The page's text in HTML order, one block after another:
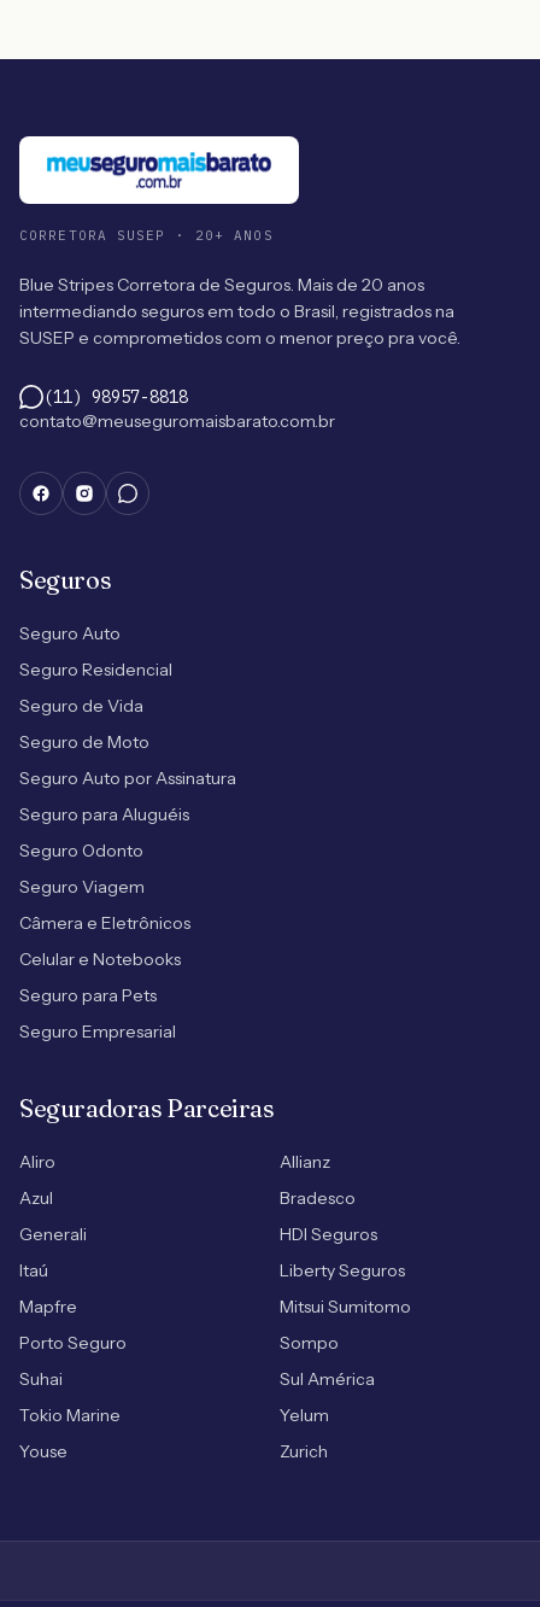
CORRETORA SUSEP · 20+ ANOS
Blue Stripes Corretora de Seguros. Mais de 20 anos
intermediando seguros em todo o Brasil, registrados na
SUSEP e comprometidos com o menor preço pra você.
(11) 98957-8818
contato@meuseguromaisbarato.com.br
Seguros
Seguro Auto
Seguro Residencial
Seguro de Vida
Seguro de Moto
Seguro Auto por Assinatura
Seguro para Aluguéis
Seguro Odonto
Seguro Viagem
Câmera e Eletrônicos
Celular e Notebooks
Seguro para Pets
Seguro Empresarial
Seguradoras Parceiras
Aliro
Allianz
Azul
Bradesco
Generali
HDI Seguros
Itaú
Liberty Seguros
Mapfre
Mitsui Sumitomo
Porto Seguro
Sompo
Suhai
Sul América
Tokio Marine
Yelum
Youse
Zurich